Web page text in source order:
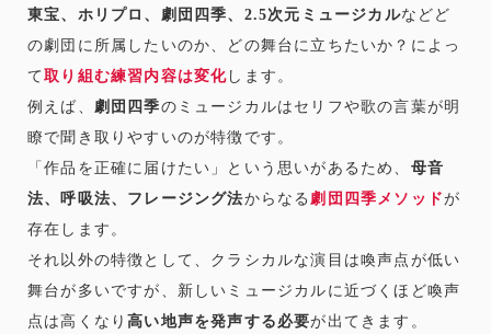
東宝、ホリプロ、劇団四季、2.5次元ミュージカルなどど
の劇団に所属したいのか、どの舞台に立ちたいか？によっ
て取り組む練習内容は変化 します。
例えば、 劇団四季のミュージカルはセリフや歌の言葉が明
瞭で聞き取りやすいのが特徴です。
「作品を正確に届けたい」という思いがあるため、 母音
法、呼吸法、フレージング法からなる 劇団四季メソッドが
存在します。
それ以外の特徴として、クラシカルな演目は喚声点が低い
舞台が多いですが、新しいミュージカルに近づくほど喚声
点は高くなり高い地声を発声する必要が出てきます。